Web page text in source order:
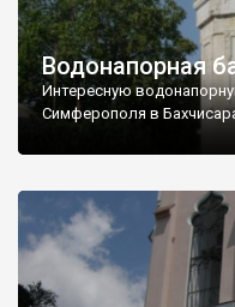
Водонапорная
Интересную
Симферополя в